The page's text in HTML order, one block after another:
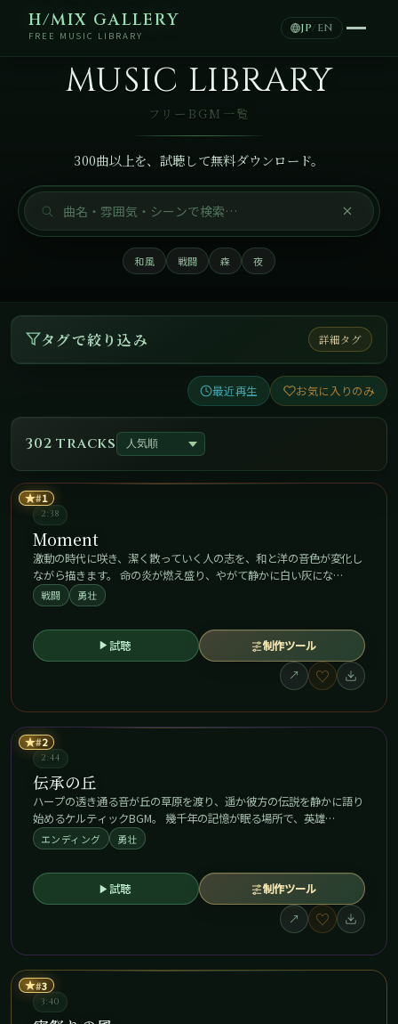
H/MIX GALLERY
FREE MUSIC LIBRARY
JP/ EN
MUSIC LIBRARY
フリーBGM一覧
300曲以上を、試聴して無料ダウンロード。
和風 戦闘 森 夜
タグで絞り込み 詳細タグ
最近再生 お気に入りのみ
302 tracks
★ 1
2:38
Moment
激動の時代に咲き、潔く散っていく人の志を、和と洋の音色が変化し
ながら描きます。 命の炎が燃え盛り、やがて静かに白い灰にな…
戦闘 勇壮
試聴
制作ツール
↗
♡
★ 2
2:44
伝承の丘
ハープの透き通る音が丘の草原を渡り、遥か彼方の伝説を静かに語り
始めるケルティックBGM。 幾千年の記憶が眠る場所で、英雄…
エンディング 勇壮
試聴
制作ツール
↗
♡
★ 3
3:40